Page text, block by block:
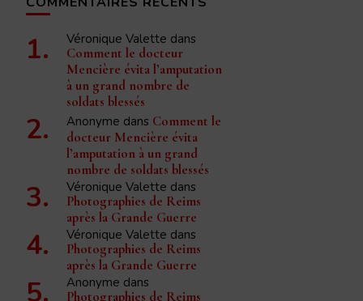
Véronique Valette dans
Comment le docteur
Mencière évita l’amputation
à un grand nombre de
soldats blessés
Anonyme dans Comment le
docteur Mencière évita
l’amputation à un grand
nombre de soldats blessés
Véronique Valette dans
Photographies de Reims
après la Grande Guerre
Véronique Valette dans
Photographies de Reims
après la Grande Guerre
Anonyme dans
Photographies de Reims